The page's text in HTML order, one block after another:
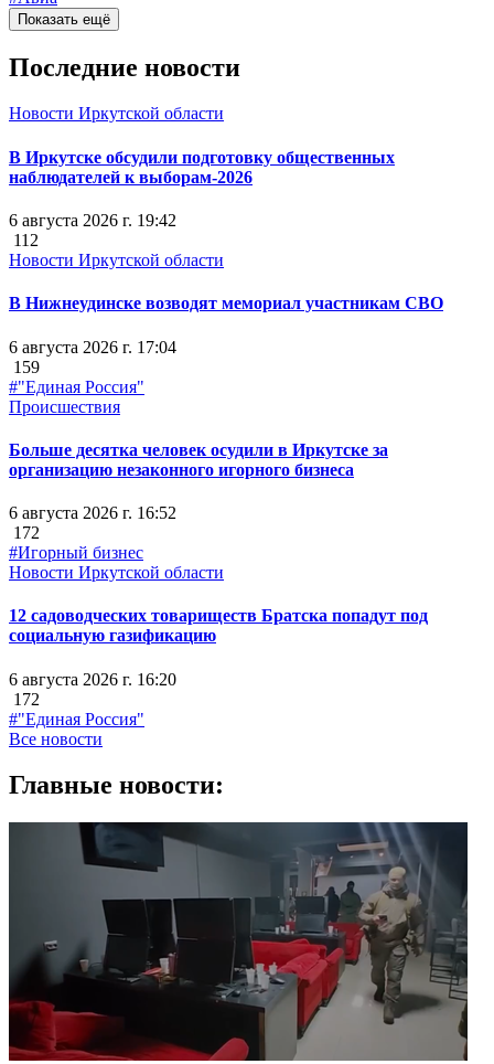
Показать ещё
Последние новости
Новости Иркутской области
В Иркутске обсудили подготовку общественных
наблюдателей к выборам-2026
6 августа 2026 г. 19:42
112
Новости Иркутской области
В Нижнеудинске возводят мемориал участникам СВО
6 августа 2026 г. 17:04
159
#"Единая Россия"
Происшествия
Больше десятка человек осудили в Иркутске за
организацию незаконного игорного бизнеса
6 августа 2026 г. 16:52
172
#Игорный бизнес
Новости Иркутской области
12 садоводческих товариществ Братска попадут под
социальную газификацию
6 августа 2026 г. 16:20
172
#"Единая Россия"
Все новости
Главные новости: